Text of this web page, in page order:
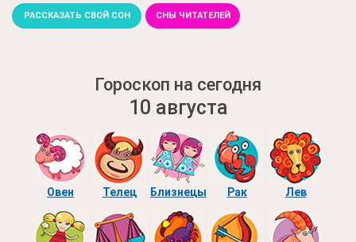
РАССКАЗАТЬ СВОЙ СОН СНЫ ЧИТАТЕЛЕЙ
Гороскоп на сегодня
10 августа
Овен Телец Близнецы Рак Лев